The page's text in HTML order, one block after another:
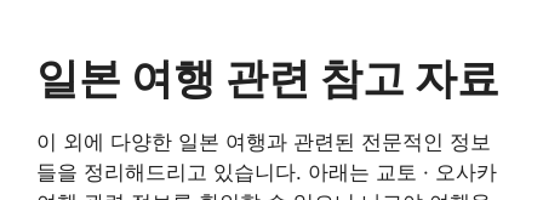
일본 여행 관련 참고 자료
이 외에 다양한 일본 여행과 관련된 전문적인 정보
들을 정리해드리고 있습니다. 아래는 교토 · 오사카